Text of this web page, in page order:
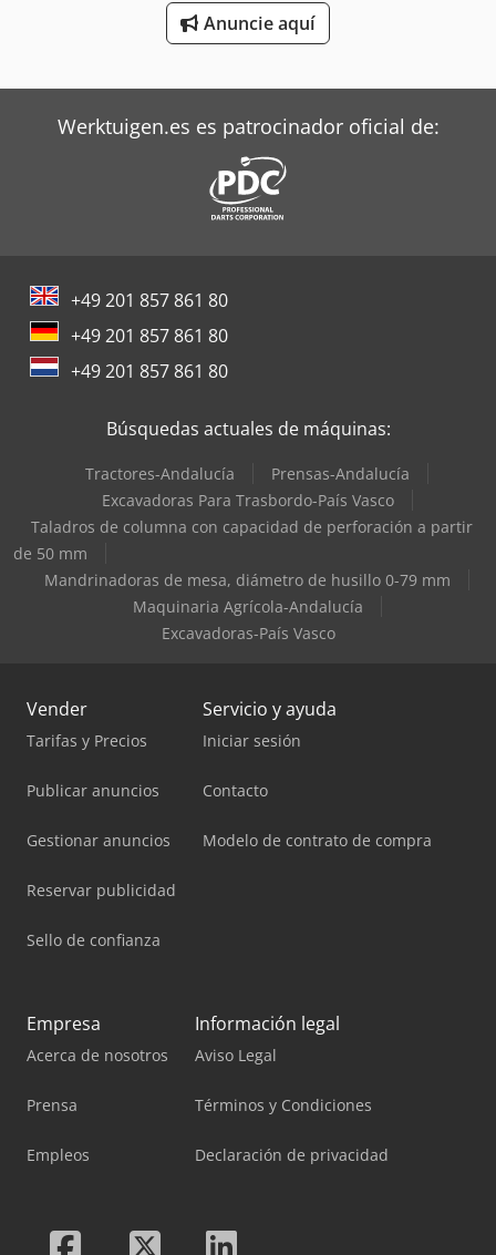
Mitsubishi Aires Acondicionados
Oms Flejadoras
Rational Equipos De Cocina
Siemens Motores Eléctricos
Toyota Tractor
Trane Aires Acondicionados
Anuncie aquí
Werktuigen.es es patrocinador oficial de:
+49 201 857 861 80
+49 201 857 861 80
+49 201 857 861 80
Búsquedas actuales de máquinas:
Tractores-Andalucía
Prensas-Andalucía
Excavadoras Para Trasbordo-País Vasco
Taladros de columna con capacidad de perforación a partir
de 50 mm
Mandrinadoras de mesa, diámetro de husillo 0-79 mm
Maquinaria Agrícola-Andalucía
Excavadoras-País Vasco
Vender
Tarifas y Precios
Publicar anuncios
Gestionar anuncios
Reservar publicidad
Sello de confianza
Servicio y ayuda
Iniciar sesión
Contacto
Modelo de contrato de compra
Empresa
Acerca de nosotros
Prensa
Empleos
Información legal
Aviso Legal
Términos y Condiciones
Declaración de privacidad